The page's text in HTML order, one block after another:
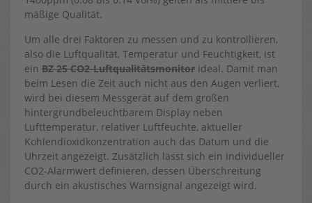
mäßige Qualität.
Um alle drei Faktoren zu messen und zu kontrollieren,
also die Luftqualität, Temperatur und Feuchtigkeit, ist
ein BZ 25 CO2-Luftqualitätsmonitor ideal. Damit man
beim Lesen die Zeit auch nicht aus den Augen verliert,
wird bei diesem Messgerät auf dem großen
hintergrundbeleuchtbarem Display neben
Lufttemperatur, relativer Luftfeuchte, aktueller
Kohlendioxidkonzentration auch das Datum und die
Uhrzeit angezeigt. Zusätzlich lässt sich ein individueller
CO2-Alarmwert definieren, dessen Überschreitung
durch ein akustisches Warnsignal angezeigt wird.